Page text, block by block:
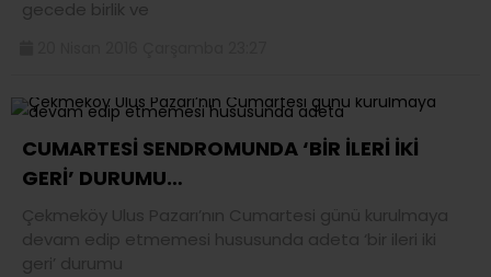
gecede birlik ve
CUMARTESİ SENDROMUNDA ‘BİR İLERİ İKİ
GERİ’ DURUMU…
Çekmeköy Ulus Pazarı’nın Cumartesi günü kurulmaya
devam edip etmemesi hususunda adeta ‘bir ileri iki
geri’ durumu